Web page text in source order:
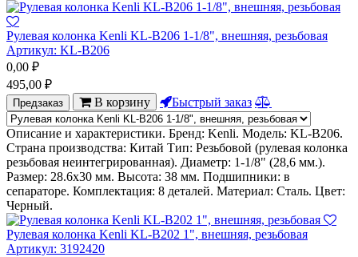
Рулевая колонка Kenli KL-B206 1-1/8", внешняя, резьбовая
Артикул: KL-B206
0,00 ₽
495,00 ₽
Предзаказ В корзину Быстрый заказ
Описание и характеристики. Бренд: Kenli. Модель: KL-B206.
Страна производства: Китай Тип: Резьбовой (рулевая колонка
резьбовая неинтегрированная). Диаметр: 1-1/8" (28,6 мм.).
Размер: 28.6х30 мм. Высота: 38 мм. Подшипники: в
сепараторе. Комплектация: 8 деталей. Материал: Сталь. Цвет:
Черный.
Рулевая колонка Kenli KL-B202 1", внешняя, резьбовая
Артикул: 3192420